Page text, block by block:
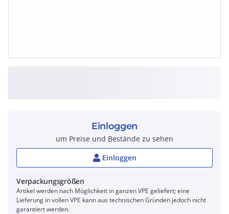
Einloggen
um Preise und Bestände zu sehen
Einloggen
Verpackungsgrößen
Artikel werden nach Möglichkeit in ganzen VPE geliefert; eine
Lieferung in vollen VPE kann aus technischen Gründen jedoch nicht
garantiert werden.